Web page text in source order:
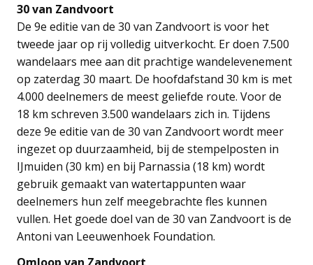
30 van Zandvoort
De 9e editie van de 30 van Zandvoort is voor het
tweede jaar op rij volledig uitverkocht. Er doen 7.500
wandelaars mee aan dit prachtige wandelevenement
op zaterdag 30 maart. De hoofdafstand 30 km is met
4.000 deelnemers de meest geliefde route. Voor de
18 km schreven 3.500 wandelaars zich in. Tijdens
deze 9e editie van de 30 van Zandvoort wordt meer
ingezet op duurzaamheid, bij de stempelposten in
IJmuiden (30 km) en bij Parnassia (18 km) wordt
gebruik gemaakt van watertappunten waar
deelnemers hun zelf meegebrachte fles kunnen
vullen. Het goede doel van de 30 van Zandvoort is de
Antoni van Leeuwenhoek Foundation.
Omloop van Zandvoort